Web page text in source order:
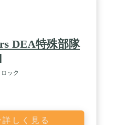
DEA特殊部隊
ック
しく見る